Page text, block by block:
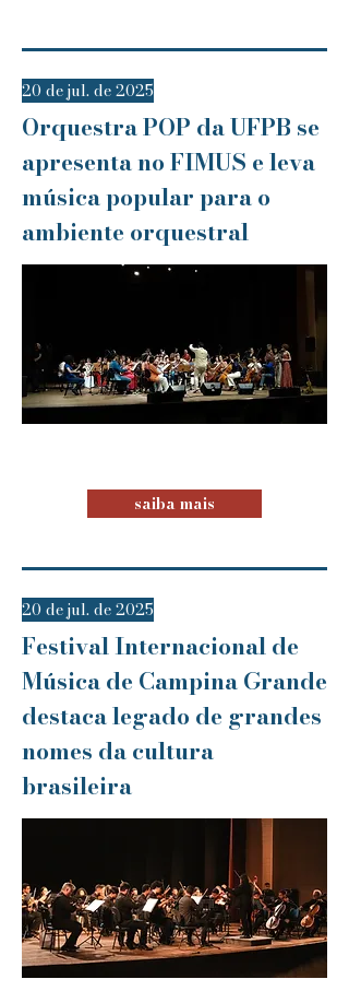
20 de jul. de 2025
Orquestra POP da UFPB se
apresenta no FIMUS e leva
música popular para o
ambiente orquestral
saiba mais
20 de jul. de 2025
Festival Internacional de
Música de Campina Grande
destaca legado de grandes
nomes da cultura
brasileira